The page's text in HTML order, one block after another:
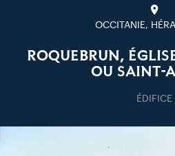
OCCITANIE,
ROQUEBRUN,
OU SAINT-
ÉDIFICE